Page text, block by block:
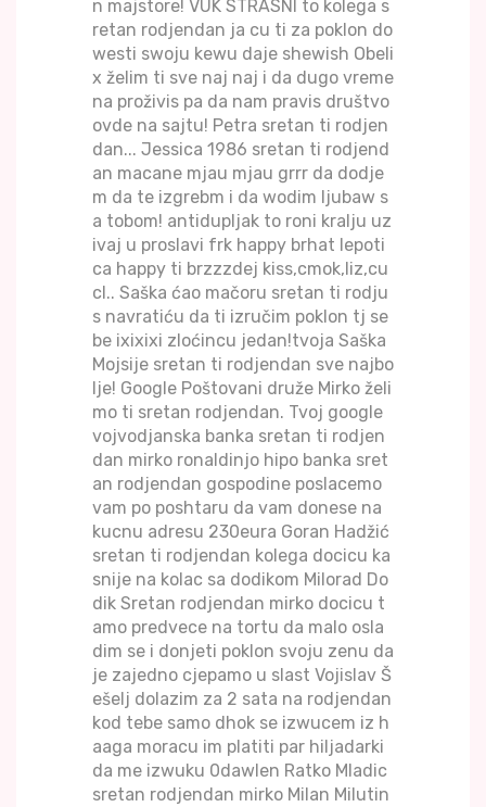
n majstore! VUK STRASNI to kolega s
retan rodjendan ja cu ti za poklon do
westi swoju kewu daje shewish Obeli
x želim ti sve naj naj i da dugo vreme
na proživis pa da nam pravis društvo
ovde na sajtu! Petra sretan ti rodjen
dan... Jessica 1986 sretan ti rodjend
an macane mjau mjau grrr da dodje
m da te izgrebm i da wodim ljubaw s
a tobom! antidupljak to roni kralju uz
ivaj u proslavi frk happy brhat lepoti
ca happy ti brzzzdej kiss,cmok,liz,cu
cl.. Saška ćao mačoru sretan ti rodju
s navratiću da ti izručim poklon tj se
be ixixixi zloćincu jedan!tvoja Saška
Mojsije sretan ti rodjendan sve najbo
lje! Google Poštovani druže Mirko želi
mo ti sretan rodjendan. Tvoj google
vojvodjanska banka sretan ti rodjen
dan mirko ronaldinjo hipo banka sret
an rodjendan gospodine poslacemo
vam po poshtaru da vam donese na
kucnu adresu 230eura Goran Hadžić
sretan ti rodjendan kolega docicu ka
snije na kolac sa dodikom Milorad Do
dik Sretan rodjendan mirko docicu t
amo predvece na tortu da malo osla
dim se i donjeti poklon svoju zenu da
je zajedno cjepamo u slast Vojislav Š
ešelj dolazim za 2 sata na rodjendan
kod tebe samo dhok se izwucem iz h
aaga moracu im platiti par hiljadarki
da me izwuku 0dawlen Ratko Mladic
sretan rodjendan mirko Milan Milutin